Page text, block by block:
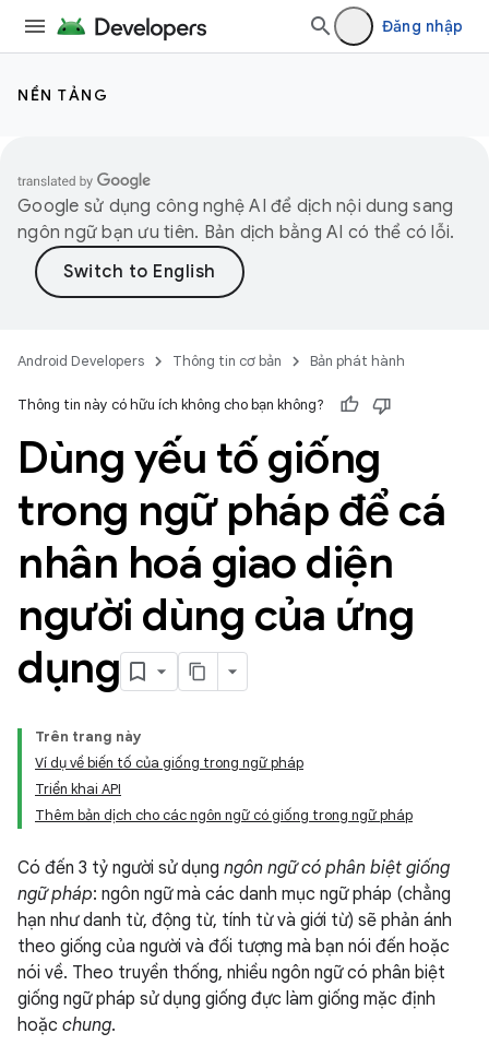
Đăng nhập
NỀN TẢNG
Google sử dụng công nghệ AI để dịch nội dung sang
ngôn ngữ bạn ưu tiên. Bản dịch bằng AI có thể có lỗi.
Android Developers Thông tin cơ bản Bản phát hành
Thông tin này có hữu ích không cho bạn không?
Dùng yếu tố giống
trong ngữ pháp để cá
nhân hoá giao diện
người dùng của ứng
dụng
Trên trang này
Ví dụ về biến tố của giống trong ngữ pháp
Triển khai API
Thêm bản dịch cho các ngôn ngữ có giống trong ngữ pháp
Có đến 3 tỷ người sử dụng ngôn ngữ có phân biệt giống
ngữ pháp: ngôn ngữ mà các danh mục ngữ pháp (chẳng
hạn như danh từ, động từ, tính từ và giới từ) sẽ phản ánh
theo giống của người và đối tượng mà bạn nói đến hoặc
nói về. Theo truyền thống, nhiều ngôn ngữ có phân biệt
giống ngữ pháp sử dụng giống đực làm giống mặc định
hoặc chung.